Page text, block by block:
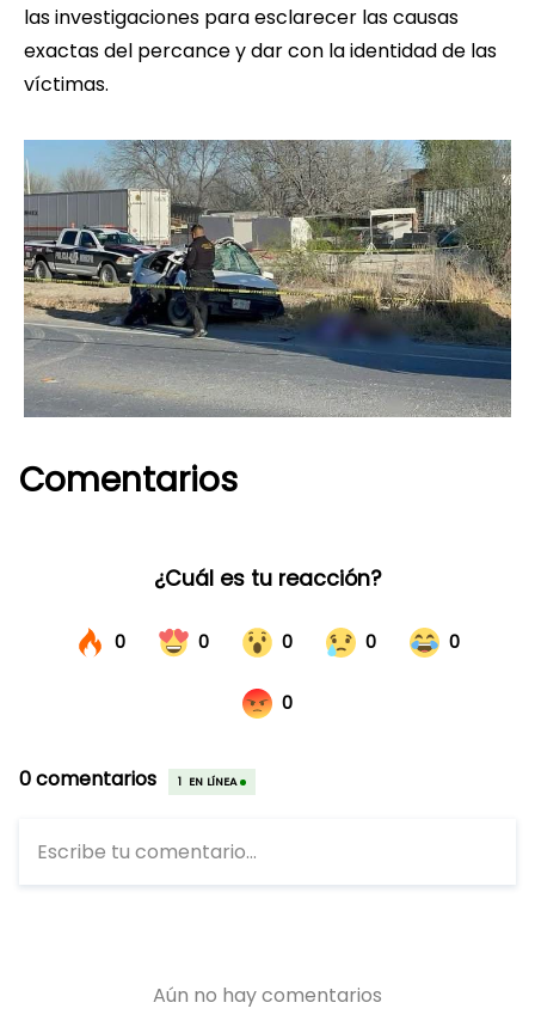
las investigaciones para esclarecer las causas
exactas del percance y dar con la identidad de las
víctimas.
Comentarios